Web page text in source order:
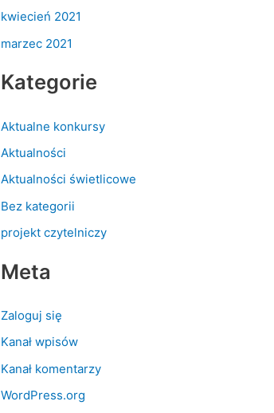
kwiecień 2021
marzec 2021
Kategorie
Aktualne konkursy
Aktualności
Aktualności świetlicowe
Bez kategorii
projekt czytelniczy
Meta
Zaloguj się
Kanał wpisów
Kanał komentarzy
WordPress.org